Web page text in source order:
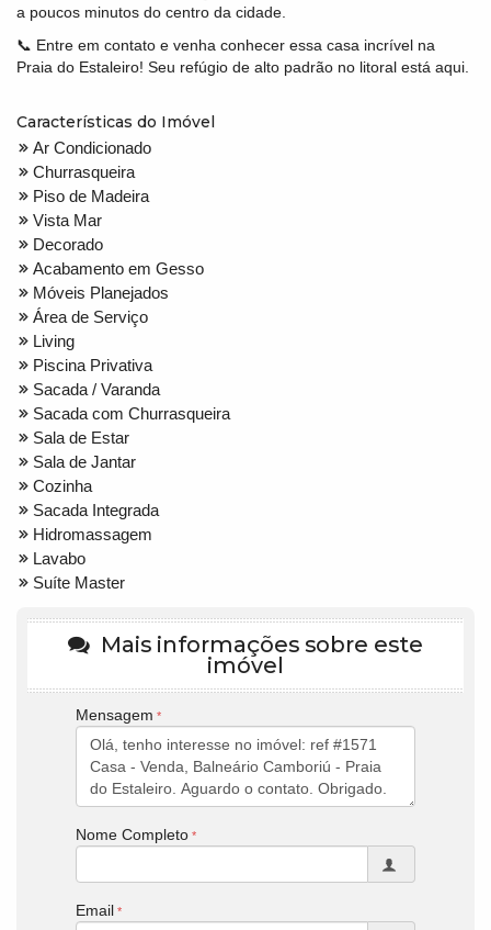
a poucos minutos do centro da cidade.
📞 Entre em contato e venha conhecer essa casa incrível na
Praia do Estaleiro! Seu refúgio de alto padrão no litoral está aqui.
Características do Imóvel
Ar Condicionado
Churrasqueira
Piso de Madeira
Vista Mar
Decorado
Acabamento em Gesso
Móveis Planejados
Área de Serviço
Living
Piscina Privativa
Sacada / Varanda
Sacada com Churrasqueira
Sala de Estar
Sala de Jantar
Cozinha
Sacada Integrada
Hidromassagem
Lavabo
Suíte Master
Mais informações sobre este
imóvel
Mensagem
Nome Completo
Email